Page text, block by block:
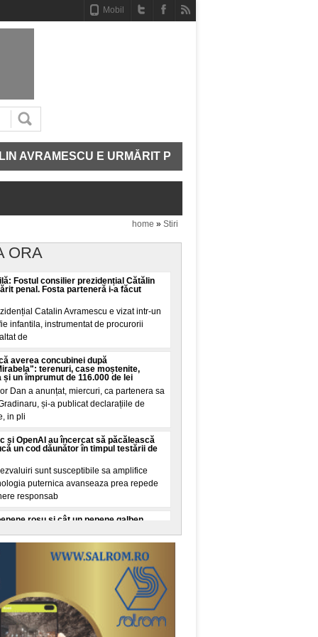
Mobil
E URMĂRIT PENAL. FOSTA PARTENERĂ I-A
home » Stiri
ORA
Fostul consilier prezidențial Cătălin
penal. Fosta parteneră i-a făcut
Catalin Avramescu e vizat intr-un
infantila, instrumentat de procurorii
de
averea concubinei după
terenuri, case moștenite,
un împrumut de 116.000 de lei
Dan a anunțat, miercuri, ca partenera sa
și-a publicat declarațiile de
in pli
și OpenAI au încercat să păcălească
un cod dăunător în timpul testării de
sunt susceptibile sa amplifice
puternica avanseaza prea repede
responsab
roșu și cât un pepene galben.
pentru doi pepeni, unul roșu și unul
O cana de zahar ar insemna 200
sunt unit
consumat centrele de date din Europa
puterea totala instalata a tuturor
Germania, Austria, Ungaria, Slovacia și